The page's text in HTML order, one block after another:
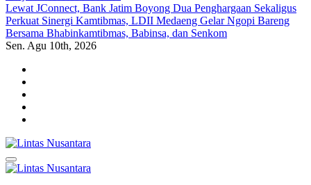
Lewat JConnect, Bank Jatim Boyong Dua Penghargaan Sekaligus
Perkuat Sinergi Kamtibmas, LDII Medaeng Gelar Ngopi Bareng
Bersama Bhabinkamtibmas, Babinsa, dan Senkom
Sen. Agu 10th, 2026
Lintas Nusantara
Membangun Bangsa Berpikir Positif